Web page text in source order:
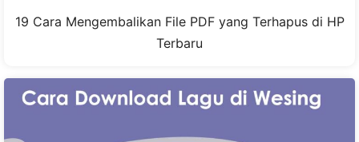
19 Cara Mengembalikan File PDF yang Terhapus di HP
Terbaru